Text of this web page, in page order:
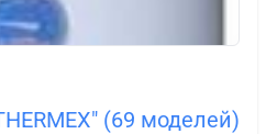
(69 моделей)